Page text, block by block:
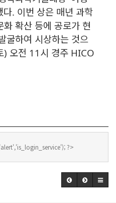
. 이번 상은 매년 과학
확산 등에 공로가 현
굴하여 시상하는 것으
) 오전 11시 경주 HICO
?>